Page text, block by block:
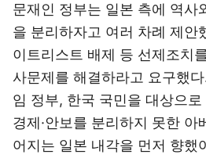
문재인 정부는 일본 측에 역사
을 분리하자고 여러 차례 제안
이트리스트 배제 등 선제조치
사문제를 해결하라고 요구했
임 정부, 한국 국민을 대상으
경제·안보를 분리하지 못한
어지는 일본 내각을 먼저 향했